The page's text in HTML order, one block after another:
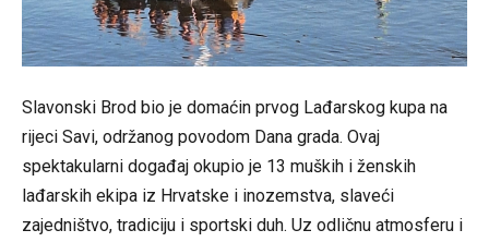
Slavonski Brod bio je domaćin prvog Lađarskog kupa na
rijeci Savi, održanog povodom Dana grada. Ovaj
spektakularni događaj okupio je 13 muških i ženskih
lađarskih ekipa iz Hrvatske i inozemstva, slaveći
zajedništvo, tradiciju i sportski duh. Uz odličnu atmosferu i